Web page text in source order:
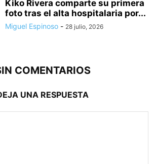
Kiko Rivera comparte su primera
foto tras el alta hospitalaria por...
Miguel Espinoso - 28 julio, 2026
COMENTARIOS
UNA RESPUESTA